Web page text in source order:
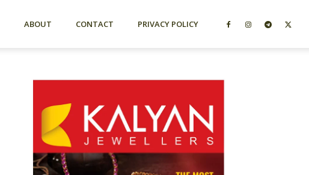
ABOUT CONTACT PRIVACY POLICY